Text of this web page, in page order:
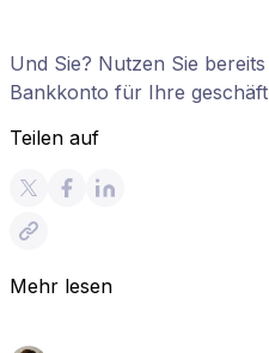
Und Sie? Nutzen Sie
Bankkonto für Ihre
Teilen auf
Mehr lesen